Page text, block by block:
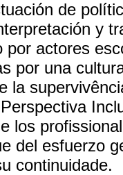
de
y
por actores
por una
la
los
del esfuerzo
continuidade.